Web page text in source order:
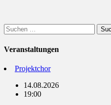
Suchen
nach:
Veranstaltungen
Projektchor
14.08.2026
19:00